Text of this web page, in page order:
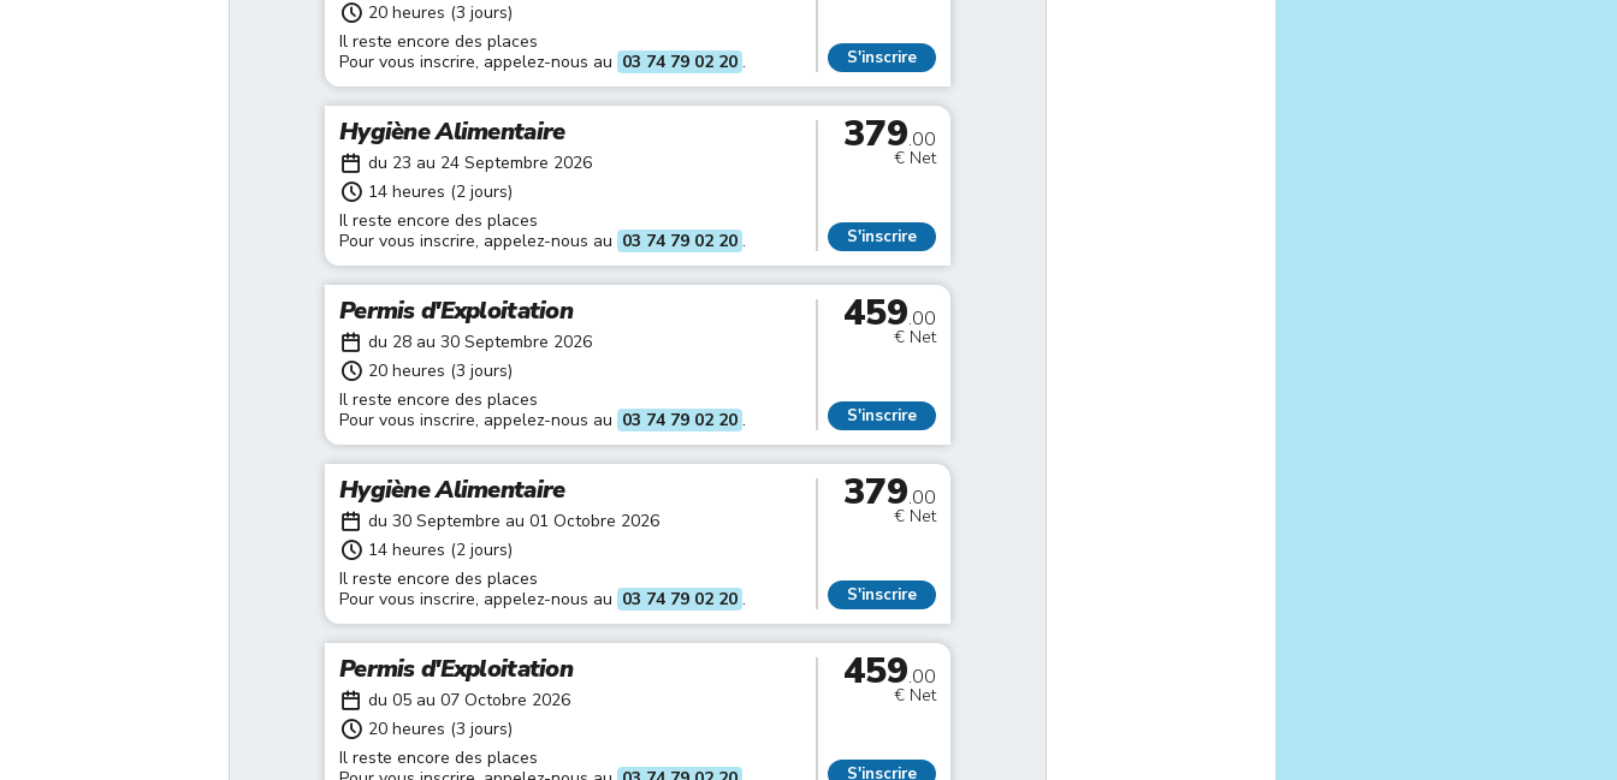
20 heures (3 jours)
Il reste encore des places
Pour vous inscrire, appelez-nous au 03 74 79 02 20 . S'inscrire
Hygiène Alimentaire
du 23 au 24 Septembre 2026
14 heures (2 jours)
Il reste encore des places
Pour vous inscrire, appelez-nous au 03 74 79 02 20 .
379.00
€ Net
S'inscrire
Permis d'Exploitation
du 28 au 30 Septembre 2026
20 heures (3 jours)
Il reste encore des places
Pour vous inscrire, appelez-nous au 03 74 79 02 20 .
459.00
€ Net
S'inscrire
Hygiène Alimentaire
du 30 Septembre au 01 Octobre 2026
14 heures (2 jours)
Il reste encore des places
Pour vous inscrire, appelez-nous au 03 74 79 02 20 .
379.00
€ Net
S'inscrire
Permis d'Exploitation
du 05 au 07 Octobre 2026
20 heures (3 jours)
Il reste encore des places
459.00
€ Net
S'inscrire